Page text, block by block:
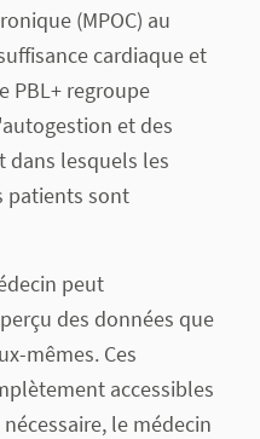
(MPOC) au
cardiaque et
PBL+ regroupe
et des
dans lesquels les
patients sont
peut
des données que
mêmes. Ces
accessibles
le médecin